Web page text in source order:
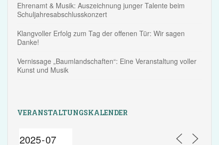
Ehrenamt & Musik: Auszeichnung junger Talente beim
Schuljahresabschlusskonzert
Klangvoller Erfolg zum Tag der offenen Tür: Wir sagen
Danke!
Vernissage „Baumlandschaften“: Eine Veranstaltung voller
Kunst und Musik
VERANSTALTUNGSKALENDER